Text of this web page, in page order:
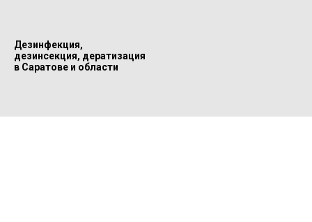
Дезинфекция,
дезинсекция, дератизация
в Саратове и области